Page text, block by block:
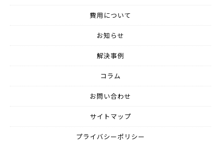
費用について
お知らせ
解決事例
コラム
お問い合わせ
サイトマップ
プライバシーポリシー